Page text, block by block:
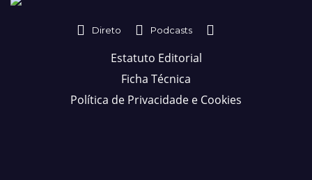
Direto Podcasts
Estatuto Editorial
Ficha Técnica
Política de Privacidade e Cookies